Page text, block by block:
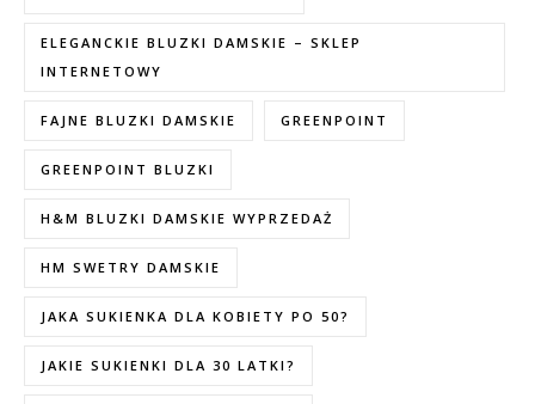
ELEGANCKIE BLUZKI DAMSKIE – SKLEP
INTERNETOWY
FAJNE BLUZKI DAMSKIE GREENPOINT
GREENPOINT BLUZKI
H&M BLUZKI DAMSKIE WYPRZEDAŻ
HM SWETRY DAMSKIE
JAKA SUKIENKA DLA KOBIETY PO 50?
JAKIE SUKIENKI DLA 30 LATKI?